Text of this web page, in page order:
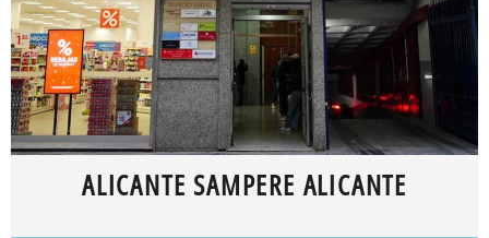
ALICANTE SAMPERE ALICANTE